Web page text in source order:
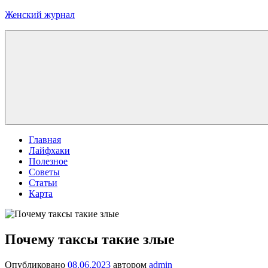
Перейти
Женский журнал
Главная
Лайфхаки
Полезное
Советы
Статьи
Карта
Почему таксы такие злые
Опубликовано 08.06.2023 автором admin